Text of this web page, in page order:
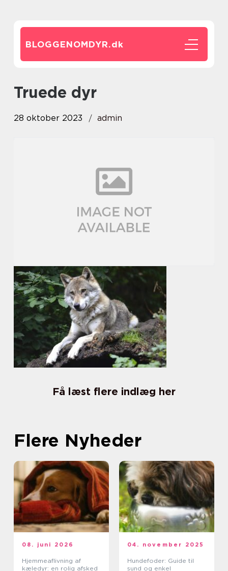
BLOGGENOMDYR.dk
truede dyr
28 oktober 2023 admin
Få læst flere indlæg her
Flere Nyheder
08. juni 2026
Hjemmeaflivning af
kæledyr: en rolig afsked
04. november 2025
Hundefoder: Guide til
sund og enkel